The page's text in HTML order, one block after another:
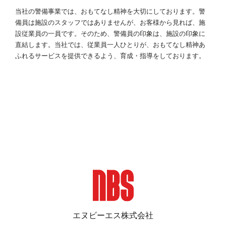
当社の警備事業では、おもてなし精神を大切にしております。警
備員は施設のスタッフではありませんが、お客様から見れば、施
設従業員の一員です。そのため、警備員の印象は、施設の印象に
直結します。当社では、従業員一人ひとりが、おもてなし精神あ
ふれるサービスを提供できるよう、育成・指導をしております。
エヌビーエス株式会社